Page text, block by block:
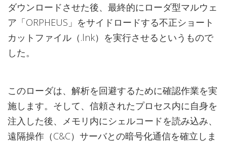
ダウンロードさせた後、最終的にローダ型マルウェ
ア「ORPHEUS」をサイドロードする不正ショート
カットファイル（.lnk）を実行させるというもので
した。
このローダは、解析を回避するために確認作業を実
施します。そして、信頼されたプロセス内に自身を
注入した後、メモリ内にシェルコードを読み込み、
遠隔操作（C&C）サーバとの暗号化通信を確立しま